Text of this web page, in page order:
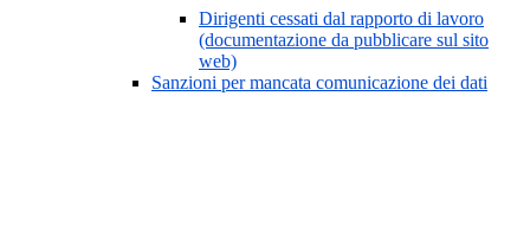
Dirigenti cessati dal rapporto di lavoro
(documentazione da pubblicare sul sito
web)
Sanzioni per mancata comunicazione dei dati